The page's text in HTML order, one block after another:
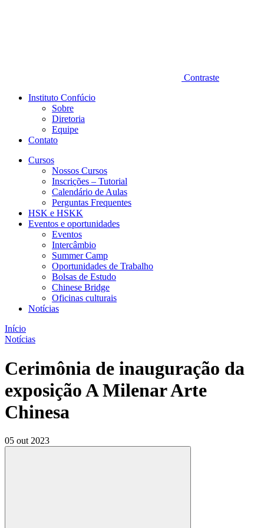
Contraste
Instituto Confúcio
Sobre
Diretoria
Equipe
Contato
Cursos
Nossos Cursos
Inscrições – Tutorial
Calendário de Aulas
Perguntas Frequentes
HSK e HSKK
Eventos e oportunidades
Eventos
Intercâmbio
Summer Camp
Oportunidades de Trabalho
Bolsas de Estudo
Chinese Bridge
Oficinas culturais
Notícias
Início
Notícias
Cerimônia de inauguração da
exposição A Milenar Arte
Chinesa
05 out 2023